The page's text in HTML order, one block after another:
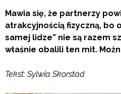
Mawia się, że partnerzy
atrakcyjnością fizyczną, bo
samej lidze” nie są razem
właśnie obalili ten mit.
Tekst: Sylwia Skorstad